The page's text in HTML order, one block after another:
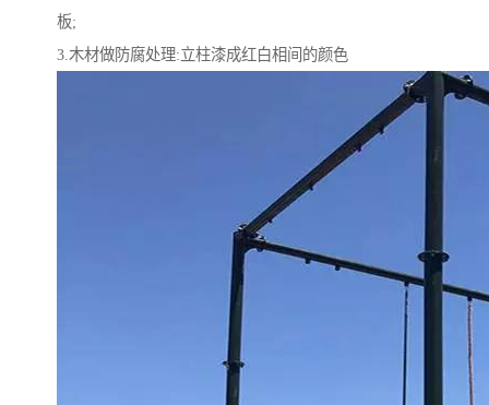
板;
3.木材做防腐处理:立柱漆成红白相间的颜色